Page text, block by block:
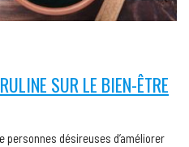
SUR LE BIEN-ÊTRE
personnes désireuses d’améliorer